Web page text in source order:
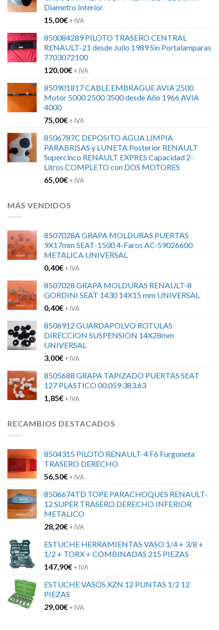
Diametro Interior
15,00€+ IVA
850084289 PILOTO TRASERO CENTRAL
RENAULT-21 desde Julio 1989 Sin Portalamparas
7703072100
120,00€+ IVA
850901817 CABLE EMBRAGUE AVIA 2500
Motor 5000 2500 3500 desde Año 1966 AVIA
4000
75,00€+ IVA
8506787C DEPOSITO AGUA LIMPIA
PARABRISAS y LUNETA Posterior RENAULT
Supercinco RENAULT EXPRES Capacidad 2-
Litros COMPLETO con DOS MOTORES
65,00€+ IVA
MÁS VENDIDOS
8507028A GRAPA MOLDURAS PUERTAS
9X17mm SEAT-1500 4-Faros AC-59026600
METALICA UNIVERSAL
0,40€+ IVA
8507028 GRAPA MOLDURAS RENAULT-8
GORDINI SEAT 1430 14X15 mm UNIVERSAL
0,40€+ IVA
8506912 GUARDAPOLVO ROTULAS
DIRECCION SUSPENSION 14X28mm
UNIVERSAL
3,00€+ IVA
8505688 GRAPA TAPIZADO PUERTAS SEAT
127 PLASTICO 00.059.383.63
1,85€+ IVA
RECAMBIOS DESTACADOS
8504315 PILOTO RENAULT-4 F6 Furgoneta
TRASERO DERECHO
56,50€+ IVA
8506674TD TOPE PARACHOQUES RENAULT-
12 SUPER TRASERO DERECHO INFERIOR
METALICO
28,20€+ IVA
ESTUCHE HERRAMIENTAS VASO 1/4 + 3/8 +
1/2 + TORX + COMBINADAS 215 PIEZAS
147,90€+ IVA
ESTUCHE VASOS XZN 12 PUNTAS 1/2 12
PIEZAS
29,00€+ IVA